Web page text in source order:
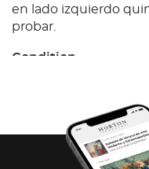
en lado izquierdo
probar.
Condition
sin prueba de
su funcionamiento,
aceite, baterías
estándar, con fuga